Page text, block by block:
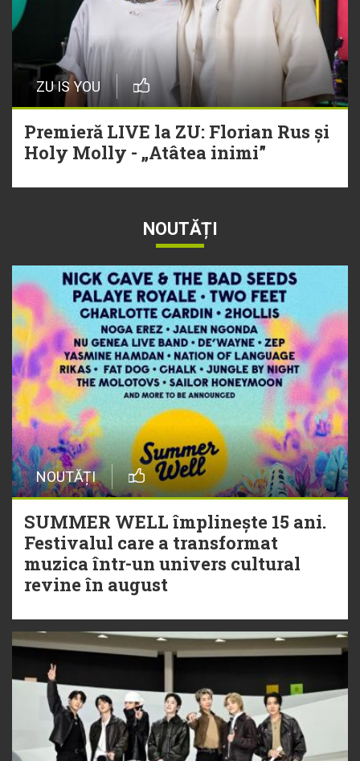
ZU IS YOU
Premieră LIVE la ZU: Florian Rus și
Holy Molly - „Atâtea inimi”
NOUTĂȚI
NOUTĂȚI
SUMMER WELL împlinește 15 ani.
Festivalul care a transformat
muzica într-un univers cultural
revine în august